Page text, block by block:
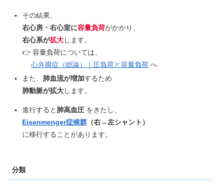
その結果、
右心房・右心室に容量負荷がかかり、
右心系が拡大します。
👉 容量負荷については、
心弁膜症（総論）｜圧負荷と容量負荷へ
また、 肺血流が増加するため
肺動脈が拡大します。
進行すると 肺高血圧をきたし、
Eisenmenger症候群（右→左シャント）
に移行することがあります。
分類